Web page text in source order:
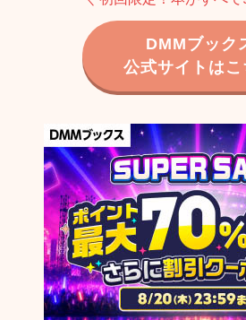
DMMブック
公式サイトはこ